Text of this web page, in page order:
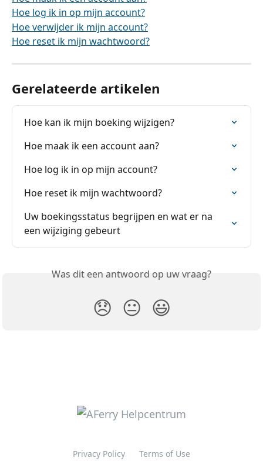
Hoe log ik in op mijn account?
Hoe verwijder ik mijn account?
Hoe reset ik mijn wachtwoord?
Gerelateerde artikelen
Hoe kan ik mijn boeking wijzigen?
Hoe maak ik een account aan?
Hoe log ik in op mijn account?
Hoe reset ik mijn wachtwoord?
Uw boekingsstatus begrijpen en wat er na
een wijziging gebeurt
Was dit een antwoord op uw vraag?
😞 😐 😃
Privacy Policy Terms of Use